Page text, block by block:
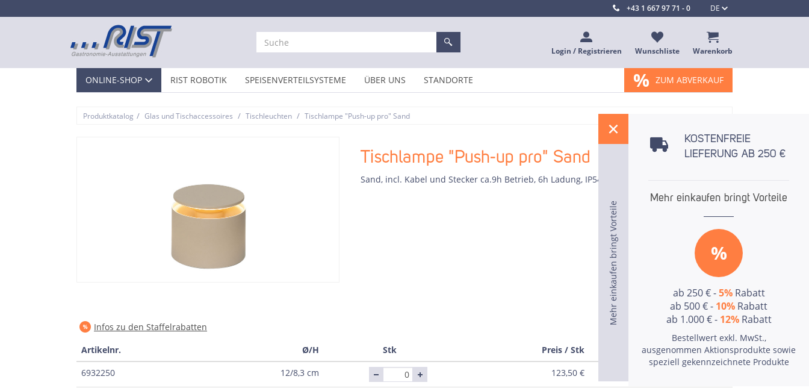
DE
+43 1 667 97 71 - 0
Login / Registrieren Wunschliste Warenkorb
ONLINE-SHOP RIST ROBOTIK SPEISENVERTEILSYSTEME ÜBER UNS STANDORTE % ZUM ABVERKAUF
Produktkatalog / Glas und Tischaccessoires / Tischleuchten / Tischlampe "Push-up pro" Sand
Tischlampe "Push-up pro" Sand
Sand, incl. Kabel und Stecker ca.9h Betrieb, 6h Ladung, IP54
Infos zu den Staffelrabatten
Artikelnr.
Ø/H Stk Preis / Stk
Preis
6932250
12/8,3 cm 123,50 €
Mehr einkaufen bringt Vorteile
KOSTENFREIE
LIEFERUNG AB 250 €
Mehr einkaufen bringt Vorteile
%
ab 250 € -5%Rabatt
ab 500 € - 10% Rabatt
ab 1.000 € - 12%Rabatt
Bestellwert exkl. MwSt.,
ausgenommen Aktionsprodukte sowie
speziell gekennzeichnete Produkte